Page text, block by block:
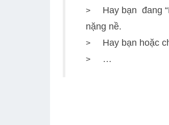
> Hay bạn đang
nặng nề.
> Hay bạn hoặc
> …